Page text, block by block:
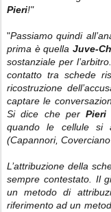
Pieri!"
"Passiamo quindi
prima è quella Juve-
sostanziale per l’arbitro.
contatto tra schede
ricostruzione
captare le
Si dice che perPieri
quando le cellule si
(Capannori,
L’attribuzione della
sempre contestato. Il
un metodo di
riferimento ad un